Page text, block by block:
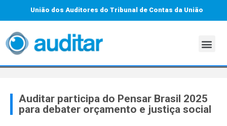
União dos Auditores do Tribunal de Contas da União
Auditar participa do Pensar Brasil 2025
para debater orçamento e justiça social